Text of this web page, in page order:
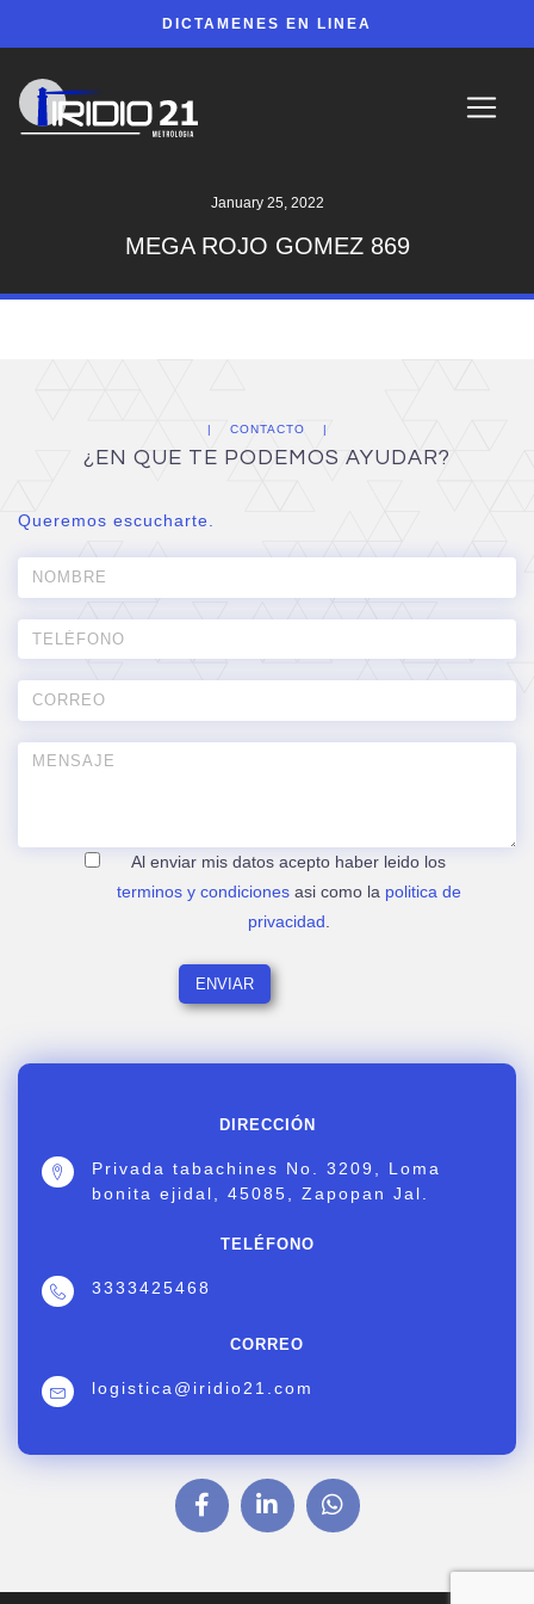
DICTAMENES EN LINEA
January 25, 2022
MEGA ROJO GOMEZ 869
DIRECCIÓN
Privada tabachines No. 3209, Loma
bonita ejidal, 45085, Zapopan Jal.
TELÉFONO
3333425468
CORREO
logistica@iridio21.com
CONTACTO
¿EN QUE TE PODEMOS AYUDAR?
Queremos escucharte.
Al enviar mis datos acepto haber leido los
terminos y condicionesasi como la politica de
privacidad